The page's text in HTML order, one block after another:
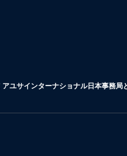
ユサインターナショナル日本事務